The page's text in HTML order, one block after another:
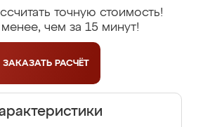
точную стоимость!
чем за 15 минут!
ЗАКАЗАТЬ РАСЧЁТ